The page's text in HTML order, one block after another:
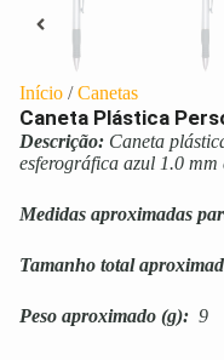
Início /Canetas
Caneta Plástica
Descrição: Caneta
esferográfica azul 1.0
Medidas aproximadas
Tamanho total
Peso aproximado (g): 9